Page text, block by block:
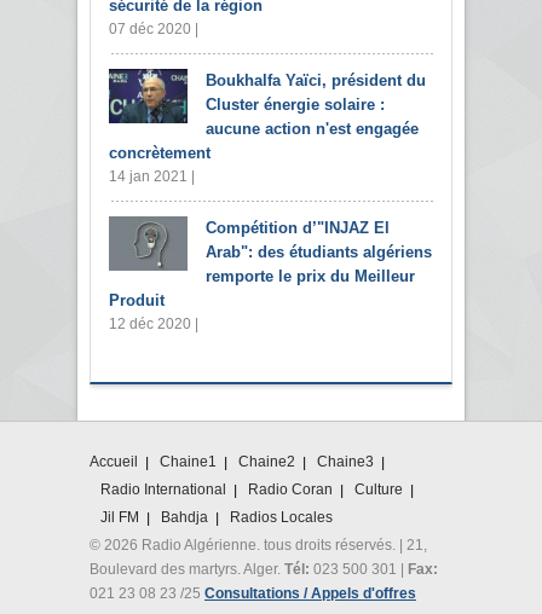
sécurité de la région
07 déc 2020 |
Boukhalfa Yaïci, président du
Cluster énergie solaire :
aucune action n'est engagée
concrètement
14 jan 2021 |
Compétition d’"INJAZ El
Arab": des étudiants algériens
remporte le prix du Meilleur
Produit
12 déc 2020 |
Accueil Chaine1 Chaine2
Chaine3
Radio International
Radio Coran
Culture
Jil FM
Bahdja
Radios Locales
© 2026 Radio Algérienne. tous droits réservés. | 21,
Boulevard des martyrs. Alger. Tél: 023 500 301 | Fax:
021 23 08 23 /25 Consultations / Appels d'offres